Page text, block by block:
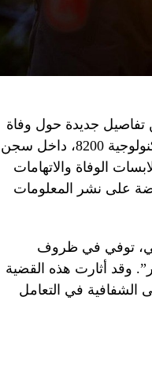
جديدة حول وفاة
الضابط الشاب تومر إيغس، والذي كان يعمل في وحدة النخبة التكنولوجية 8200، داخل سجن
ملابسات الوفاة والاتهامات
على نشر المعلومات
توفي في ظروف
وقد أثارت هذه القضية
الشفافية في التعامل